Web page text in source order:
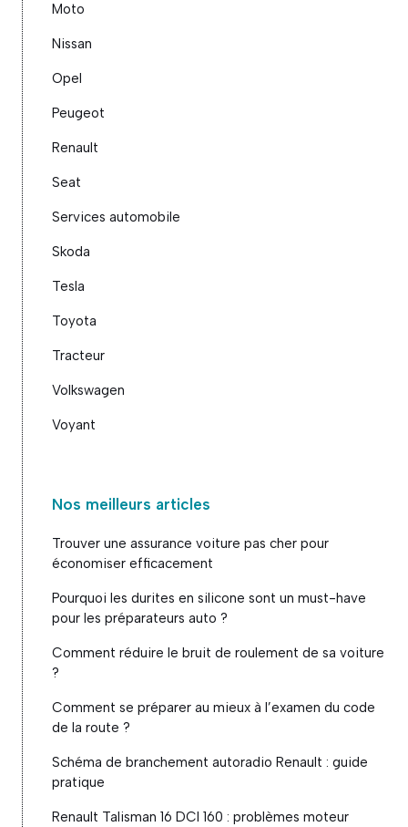
Moto
Nissan
Opel
Peugeot
Renault
Seat
Services automobile
Skoda
Tesla
Toyota
Tracteur
Volkswagen
Voyant
Nos meilleurs articles
Trouver une assurance voiture pas cher pour
économiser efficacement
Pourquoi les durites en silicone sont un must-have
pour les préparateurs auto ?
Comment réduire le bruit de roulement de sa voiture
?
Comment se préparer au mieux à l’examen du code
de la route ?
Schéma de branchement autoradio Renault : guide
pratique
Renault Talisman 16 DCI 160 : problèmes moteur